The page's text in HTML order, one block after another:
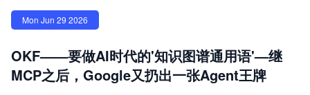
Mon Jun 29 2026
OKF——要做AI时代的'知识图谱通用语'—继
MCP之后，Google又扔出一张Agent王牌